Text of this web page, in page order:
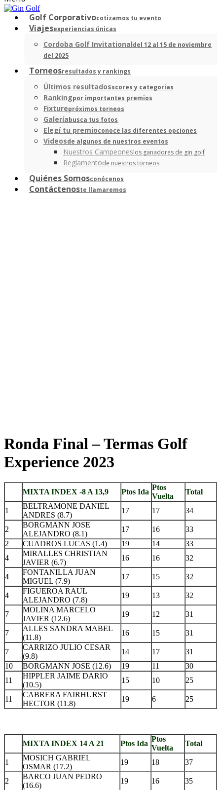
Golf Corporativocotizamos tu evento
Viajesexperiencias únicas
Cordoba Golf Invitationaldel 12 al 15 de noviembre
del 2025
Torneosresultados y rankings
Últimos resultadosscores y categorias
Rankingpor importantes premios
Fixturepróximos torneos
Galeríabusca tus fotos
Elegí tu premioconoce las diferentes opciones
Videosde algunos de nuestros eventos
Nuestros Campeoneslos ganadores de gin golf
Reglamentode nuestros torneos
Quiénes Somosconócenos
Contáctenoste llamaremos
Ronda Final – Termas Golf
Experience 2023
MIXTA INDEX -8 A 13,9 Ptos Ida
Ptos
Vuelta
Total
1
BELTRAMONE DANIEL
ANDRES (8.7)
17 17 34
2
BORGMANN JOSE
ALEJANDRO (8.1)
17 16
33
2
CUADROS LUCAS (1.4) 19 14
33
4
MIRALLES CHRISTIAN
JAVIER (6.7)
16 16 32
4
FONTANILLA JUAN
MIGUEL (7.9)
17 15 32
4
FIGUEROA RAUL
ALEJANDRO (7.8)
19 13 32
7
MOLINA MARCELO
JAVIER (12.6)
19 12 31
7
ALLES SANDRA MABEL
(11.8)
16 15 31
7
CARRIZO JULIO CESAR
(9.8)
14 17
31
10
BORGMANN JOSE (12.6) 19 11
30
11
HIPPLER JAIME DARIO
(10.5)
15 10 25
11
CABRERA FAIRHURST
HECTOR (11.8)
19 6 25
MIXTA INDEX 14 A 21 Ptos Ida
Ptos
Vuelta
Total
1
MOSICH GABRIEL
OSMAR (17.2)
19 18 37
2
BARCO JUAN PEDRO
(16.6)
19 16 35